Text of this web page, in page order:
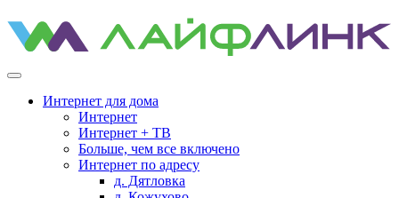
Интернет для дома
Интернет
Интернет + ТВ
Больше, чем все включено
Интернет по адресу
д. Дятловка